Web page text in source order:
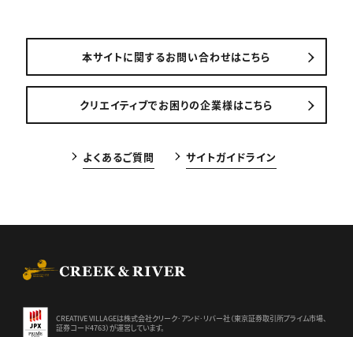
本サイトに関するお問い合わせはこちら
クリエイティブでお困りの企業様はこちら
よくあるご質問 サイトガイドライン
CREATIVE VILLAGEは株式会社クリーク･アンド･リバー社（東京証券取引所プライム市場、
証券コード4763）が運営しています。